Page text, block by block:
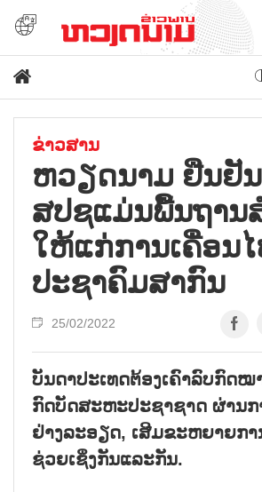
ຂ່າວສານ
ຫວຽດນາມ ຢືນຢັ
ສປຊແມ່ນພື້ນຖານ
ໃຫ້ແກ່ການເຄື່ອນ
ປະຊາຄົມສາກົນ
25/02/2022
ບັນດາປະເທດຕ້ອງເຄົາລົບກົດ
ກົດບັດສະຫະປະຊາຊາດ ຜ່ານກ
ຢ່າງລະອຽດ, ເສີມຂະຫຍາຍກ
ຊ່ວຍເຊິ່ງກັນແລະກັນ.